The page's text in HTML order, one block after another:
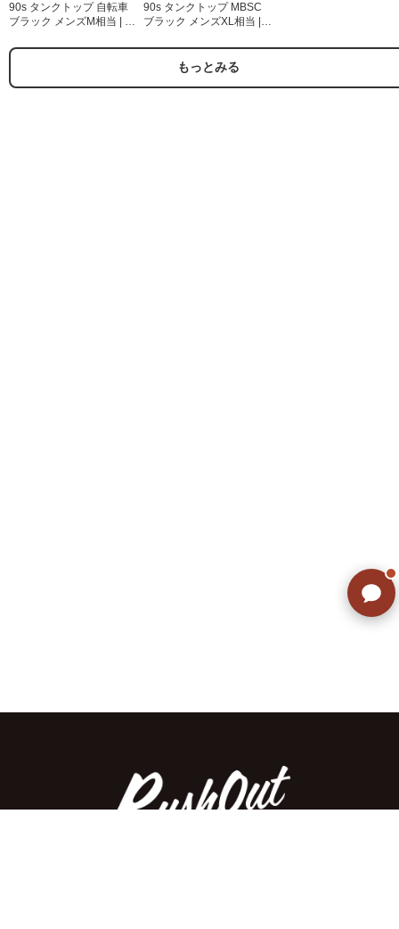
90s タンクトップ 自転車
ブラック メンズM相当 | 古
90s タンクトップ MBSC
ブラック メンズXL相当 |
もっとみる